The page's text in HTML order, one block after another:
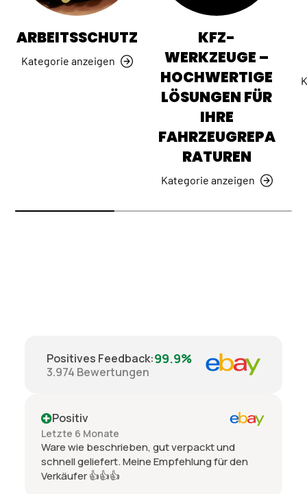
ARBEITSSCHUTZ
Kategorie anzeigen
KFZ-
WERKZEUGE –
HOCHWERTIGE
LÖSUNGEN FÜR
IHRE
FAHRZEUGREPA
RATUREN
Kategorie anzeigen
Positives Feedback:99.9%
3.974 Bewertungen
Positiv
Letzte 6 Monate
Ware wie beschrieben, gut verpackt und
schnell geliefert. Meine Empfehlung für den
Verkäufer 👍👍👍